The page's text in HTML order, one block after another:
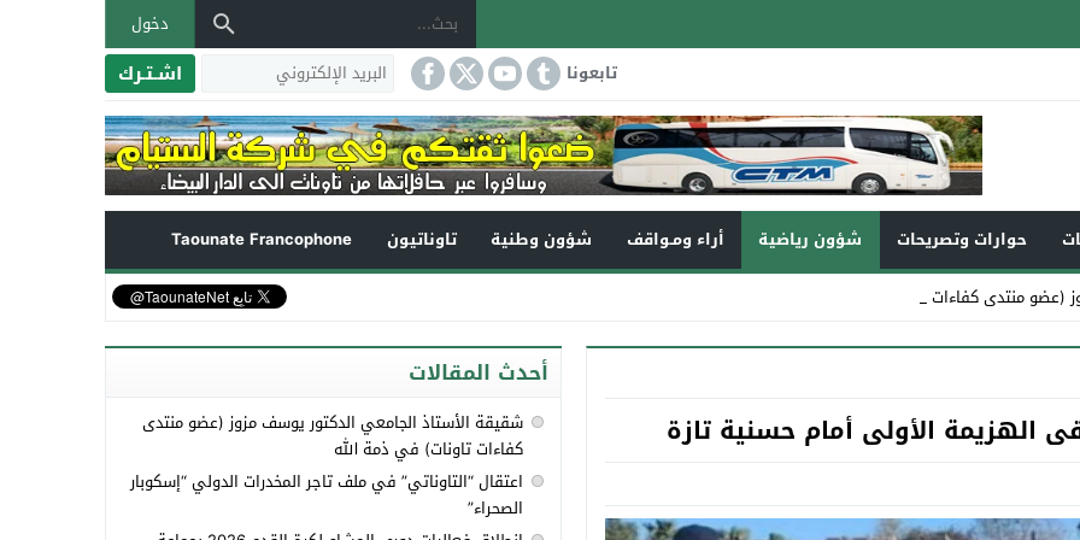
دخول
تابعونا
اشـتـرك
حوارات وتصريحات شؤون رياضية أراء ومـواقف شؤون وطنية تاوناتيون
Taounate Francophone
(عضو منتدى كفاءات تاونات) ف _
الهزيمة الأولى أمام حسنية تازة
أحدث المقالات
شقيقة الأستاذ الجامعي الدكتور يوسف مزوز (عضو منتدى
كفاءات تاونات) في ذمة الله
اعتقال “التاوناتي” في ملف تاجر المخدرات الدولي “إسكوبار
الصحراء”